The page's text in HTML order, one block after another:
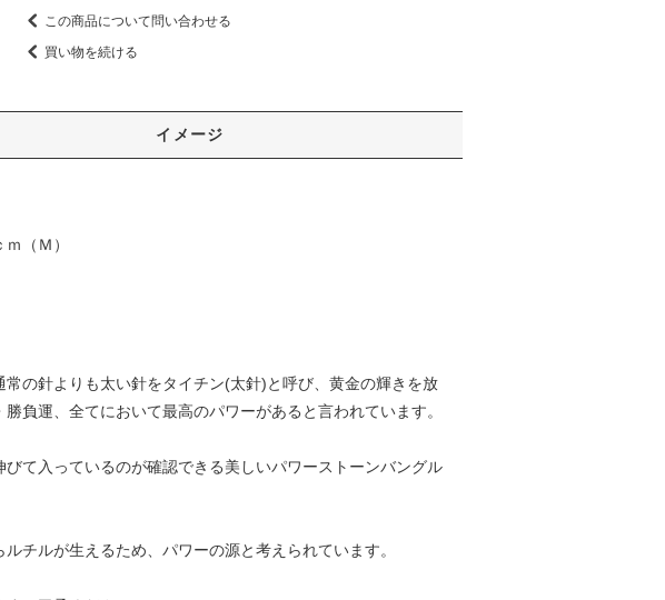
この商品について問い合わせる
買い物を続ける
イメージ
（Ｍ）
の針よりも太い針をタイチン(太針)と呼び、黄金の輝きを放
負運、全てにおいて最高のパワーがあると言われています。
て入っているのが確認できる美しいパワーストーンバングル
チルが生えるため、パワーの源と考えられています。